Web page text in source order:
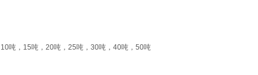
10吨， 15吨， 20吨， 25吨， 30吨， 40吨， 50吨